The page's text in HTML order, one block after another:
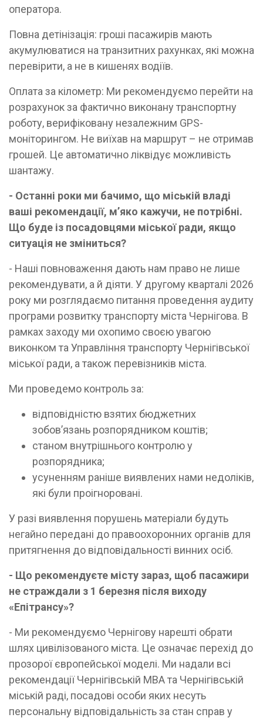
оператора.
Повна детінізація: гроші пасажирів мають
акумулюватися на транзитних рахунках, які можна
перевірити, а не в кишенях водіїв.
Оплата за кілометр: Ми рекомендуємо перейти на
розрахунок за фактично виконану транспортну
роботу, верифіковану незалежним GPS-
моніторингом. Не виїхав на маршрут – не отримав
грошей. Це автоматично ліквідує можливість
шантажу.
- Останні роки ми бачимо, що міській владі
ваші рекомендації, мʼяко кажучи, не потрібні.
Що буде із посадовцями міської ради, якщо
ситуація не зміниться?
- Наші повноваження дають нам право не лише
рекомендувати, а й діяти. У другому кварталі 2026
року ми розглядаємо питання проведення аудиту
програми розвитку транспорту міста Чернігова. В
рамках заходу ми охопимо своєю увагою
виконком та Управління транспорту Чернігівської
міської ради, а також перевізників міста.
Ми проведемо контроль за:
відповідністю взятих бюджетних
зобов’язань розпорядником коштів;
станом внутрішнього контролю у
розпорядника;
усуненням раніше виявлених нами недоліків,
які були проігноровані.
У разі виявлення порушень матеріали будуть
негайно передані до правоохоронних органів для
притягнення до відповідальності винних осіб.
- Що рекомендуєте місту зараз, щоб пасажири
не страждали з 1 березня після виходу
«Епітрансу»?
- Ми рекомендуємо Чернігову нарешті обрати
шлях цивілізованого міста. Це означає перехід до
прозорої європейської моделі. Ми надали всі
рекомендації Чернігівській МВА та Чернігівській
міській раді, посадові особи яких несуть
персональну відповідальність за стан справ у